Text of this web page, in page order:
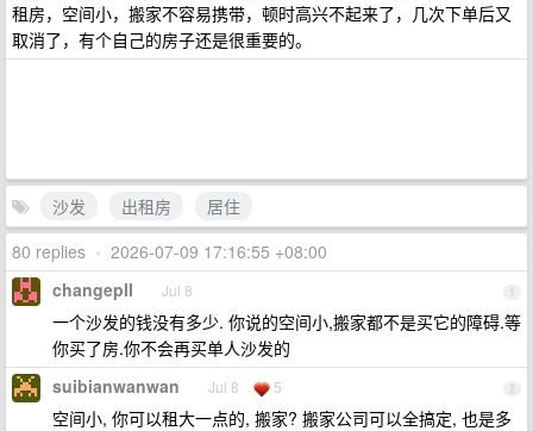
租房，空间小，搬家不容易携带，顿时高兴不起来了，几次下单后又
取消了，有个自己的房子还是很重要的。
沙发 出租房
居住
80 replies • 2026-07-09 17:16:55 +08:00
1
changepll Jul 8
一个沙发的钱没有多少. 你说的空间小,搬家都不是买它的障碍.等
你买了房.你不会再买单人沙发的
2
suibianwanwan Jul 8 5
空间小, 你可以租大一点的, 搬家? 搬家公司可以全搞定, 也是多